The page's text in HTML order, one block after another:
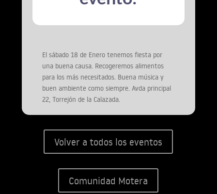
El sábado 18 de Enero tenemos fiesta por
una buena causa. Recogeremos alimentos
para los más necesitados. Buena música y
buen ambiente como siempre. Avda principal
22, Torrejón de la Calazada.
Volver a todos los eventos
Comunidad Motera